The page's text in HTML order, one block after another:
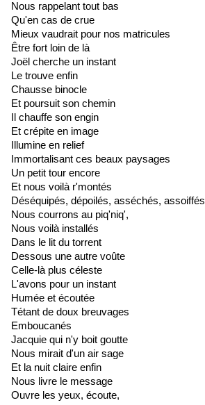
Nous rappelant tout bas
Qu'en cas de crue
Mieux vaudrait pour nos matricules
Être fort loin de là
Joël cherche un instant
Le trouve enfin
Chausse binocle
Et poursuit son chemin
Il chauffe son engin
Et crépite en image
Illumine en relief
Immortalisant ces beaux paysages
Un petit tour encore
Et nous voilà r'montés
Déséquipés, dépoilés, asséchés, assoiffés
Nous courrons au piq'niq',
Nous voilà installés
Dans le lit du torrent
Dessous une autre voûte
Celle-là plus céleste
L'avons pour un instant
Humée et écoutée
Tétant de doux breuvages
Emboucanés
Jacquie qui n'y boit goutte
Nous mirait d'un air sage
Et la nuit claire enfin
Nous livre le message
Ouvre les yeux, écoute,